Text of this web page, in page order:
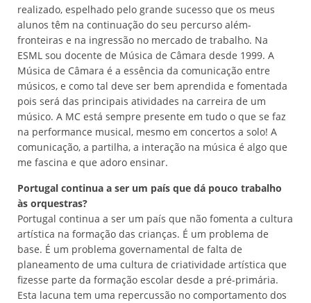
realizado, espelhado pelo grande sucesso que os meus
alunos têm na continuação do seu percurso além-
fronteiras e na ingressão no mercado de trabalho. Na
ESML sou docente de Música de Câmara desde 1999. A
Música de Câmara é a essência da comunicação entre
músicos, e como tal deve ser bem aprendida e fomentada
pois será das principais atividades na carreira de um
músico. A MC está sempre presente em tudo o que se faz
na performance musical, mesmo em concertos a solo! A
comunicação, a partilha, a interação na música é algo que
me fascina e que adoro ensinar.
Portugal continua a ser um país que dá pouco trabalho
às orquestras?
Portugal continua a ser um país que não fomenta a cultura
artística na formação das crianças. É um problema de
base. É um problema governamental de falta de
planeamento de uma cultura de criatividade artística que
fizesse parte da formação escolar desde a pré-primária.
Esta lacuna tem uma repercussão no comportamento dos